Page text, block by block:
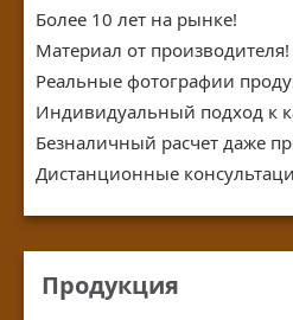
Более 10 лет на рынке!
Материал от производителя!
Реальные фотографии
Индивидуальный подход к
Безналичный расчет даже
Дистанционные
Продукция